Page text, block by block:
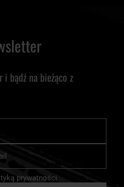
i bądź na bieżąco z
prywatności